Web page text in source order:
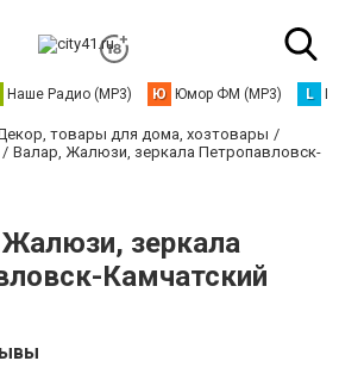
Наше Радио (MP3) Ю Юмор ФМ (MP3) L
товары для дома, хозтовары
Валар, Жалюзи, зеркала Петропавловск-
зеркала
Камчатский